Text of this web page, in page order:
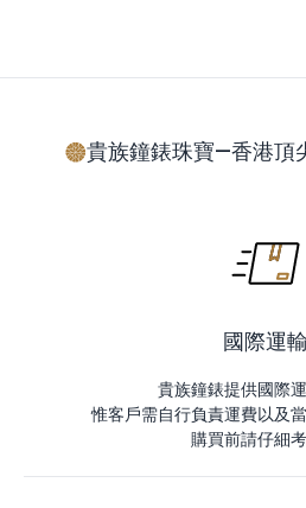
貴族鐘錶珠寶—香港頂
國際運輸
貴族鐘錶提供國際運
惟客戶需自行負責運費以及
購買前請仔細考